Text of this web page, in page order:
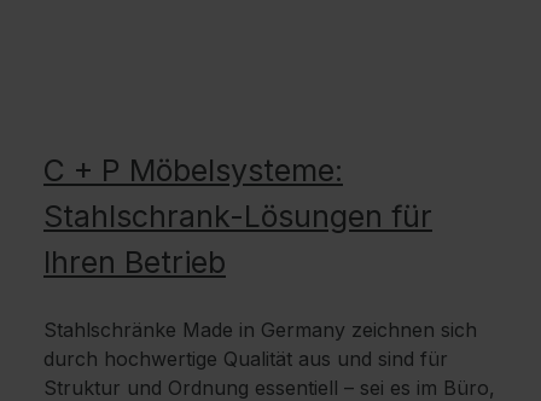
C + P Möbelsysteme:
Stahlschrank-Lösungen für
Ihren Betrieb
Stahlschränke Made in Germany zeichnen sich
durch hochwertige Qualität aus und sind für
Struktur und Ordnung essentiell – sei es im Büro,